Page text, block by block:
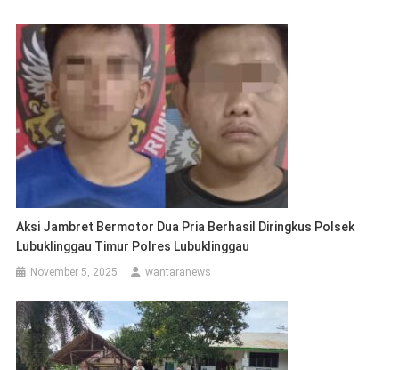
Aksi Jambret Bermotor Dua Pria Berhasil Diringkus Polsek
Lubuklinggau Timur Polres Lubuklinggau
November 5, 2025 wantaranews